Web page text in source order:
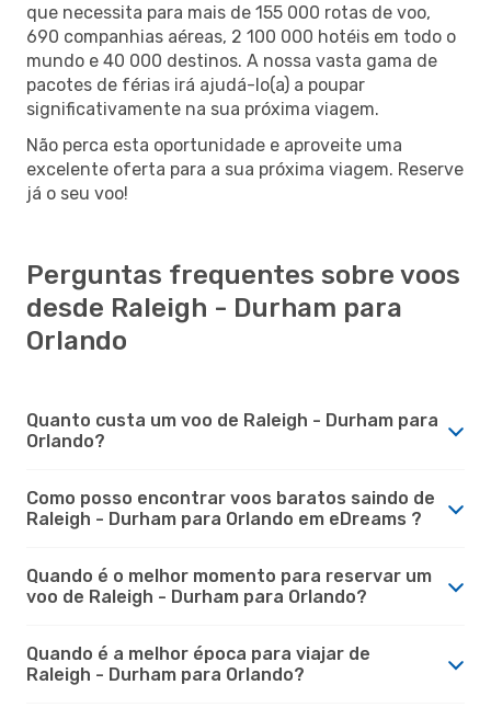
que necessita para mais de 155 000 rotas de voo,
690 companhias aéreas, 2 100 000 hotéis em todo o
mundo e 40 000 destinos. A nossa vasta gama de
pacotes de férias irá ajudá-lo(a) a poupar
significativamente na sua próxima viagem.
Não perca esta oportunidade e aproveite uma
excelente oferta para a sua próxima viagem. Reserve
já o seu voo!
Perguntas frequentes sobre voos
desde Raleigh - Durham para
Orlando
Quanto custa um voo de Raleigh - Durham para
Orlando?
Como posso encontrar voos baratos saindo de
Raleigh - Durham para Orlando em eDreams ?
Quando é o melhor momento para reservar um
voo de Raleigh - Durham para Orlando?
Quando é a melhor época para viajar de
Raleigh - Durham para Orlando?